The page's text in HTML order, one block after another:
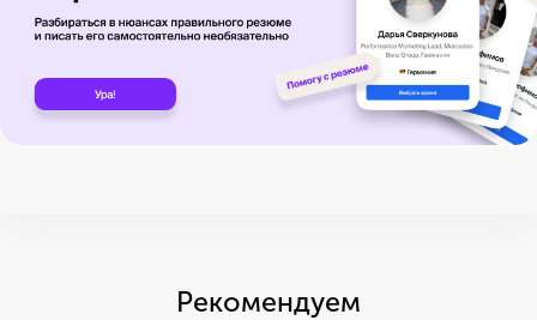
Рекомендуем